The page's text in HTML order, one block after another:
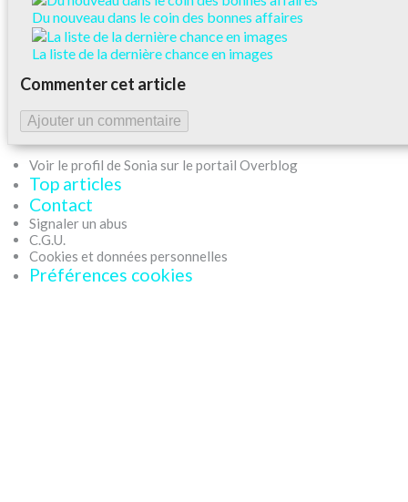
Du nouveau dans le coin des bonnes affaires
La liste de la dernière chance en images
Commenter cet article
Ajouter un commentaire
Voir le profil de Sonia sur le portail Overblog
Top articles
Contact
Signaler un abus
C.G.U.
Cookies et données personnelles
Préférences cookies